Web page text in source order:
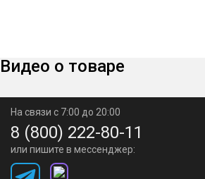
Видео о товаре
На связи с 7:00 до 20:00
8 (800) 222-80-11
или пишите в мессенджер: